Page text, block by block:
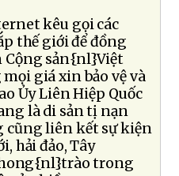
kêu gọi các
thế giới để đồng
Cộng sản{nl}Việt
giá xin bảo vệ và
Ủy Liên Hiệp Quốc
là di sản tị nạn
cũng liên kết sự kiện
hải đảo, Tây
trong